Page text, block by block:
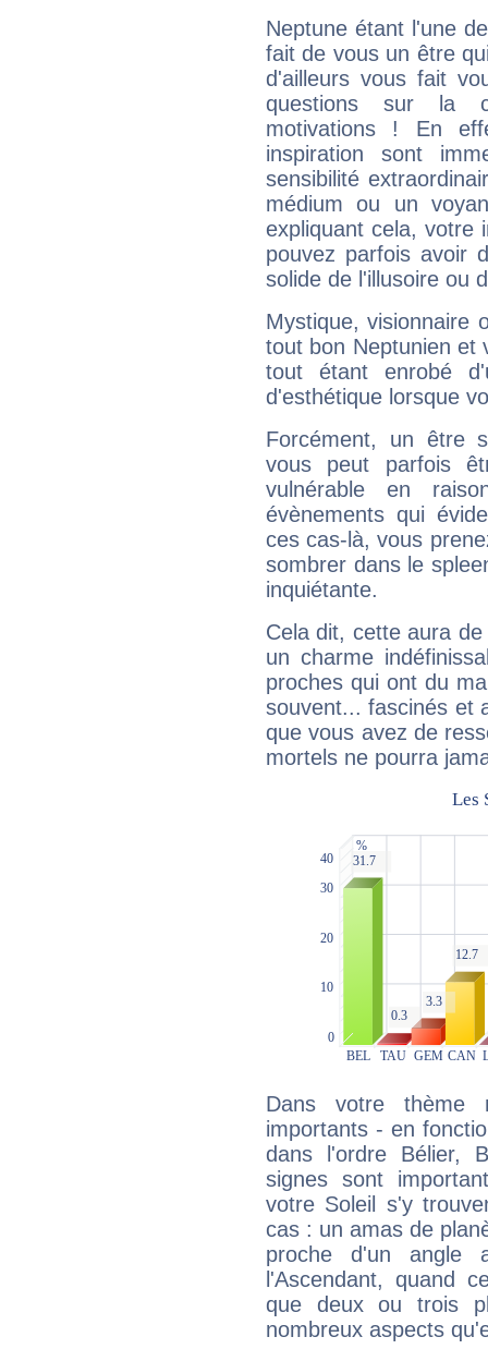
Neptune étant l'une
fait de vous un être
d'ailleurs vous fait
questions sur la
motivations ! En
inspiration sont
sensibilité
médium ou un
expliquant cela, votre
pouvez parfois avoir
solide de l'illusoire ou
Mystique, visionnaire
tout bon Neptunien et
tout étant enrobé
d'esthétique lorsque
Forcément, un être
vous peut parfois
vulnérable en
évènements qui
ces cas-là, vous
sombrer dans le
inquiétante.
Cela dit, cette aura
un charme
proches qui ont du
souvent... fascinés et
que vous avez de
mortels ne pourra
Dans votre thème
importants - en
dans l'ordre Bélier,
signes sont
votre Soleil s'y
cas : un amas de
proche d'un
l'Ascendant, quand
que deux ou trois
nombreux aspects